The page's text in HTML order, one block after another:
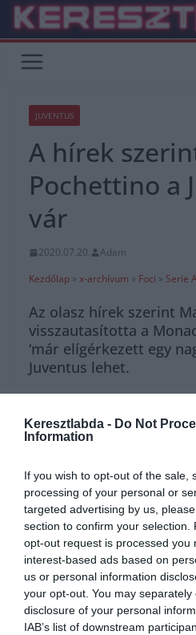
Keresztlabda - Do Not
Information
If you wish to opt-out of the sale,
processing of your personal or
targeted advertising by us,
section to confirm your selection.
opt-out request is processed you
interest-based ads based on
us or personal information
your opt-out. You may
disclosure of your personal
IAB’s list of downstream
Skip
content
JUVENTUS
A hírek
Pochettino a
vár
2020.07.20.
Adam
Kezdőlap » x-archívum » Foci » Serie
Az olasz hírek szerint
visszautasította a
‘már elígérkezett egy
Juventus lehet.
Tottenham Hotspur edzőnek
Ez pedig a Juventus lehet, ahol már
nyáron, amikor végül Maurizio Sarri
csapatának padját Max Allegritől.
Pochettino argentin, de családja
származik.
Amikor a Juventus a Spursszel
azt nyilatkozta, hogy egy álom lenne